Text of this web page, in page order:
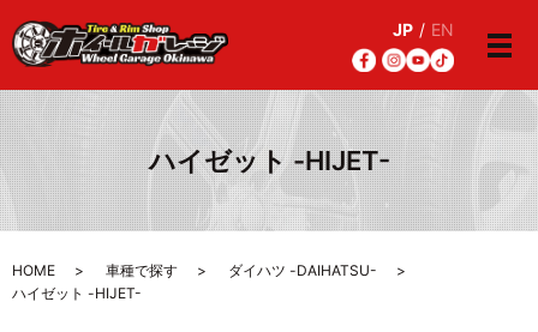
JP / EN
メ
ハイゼット -HIJET-
HOME 車種で探す
ダイハツ -DAIHATSU-
ハイゼット -HIJET-